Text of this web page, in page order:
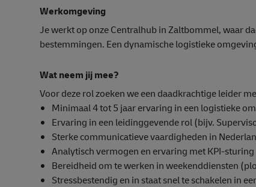
Werkomgeving
Je werkt op onze Centralhub in Zaltbommel, waar
bestemmingen. Een dynamische logistieke
Wat neem jij mee?
Voor deze rol zoeken we een daadkrachtige leider
Minimaal 4 tot 5 jaar ervaring in een logistieke
Ervaring in een leidinggevende rol (bijv.
Sterke communicatieve vaardigheden in
Analytisch vermogen en ervaring met KPI-sturing
Bereidheid om te werken in weekenddiensten
Stressbestendig en in staat snel te schakelen in